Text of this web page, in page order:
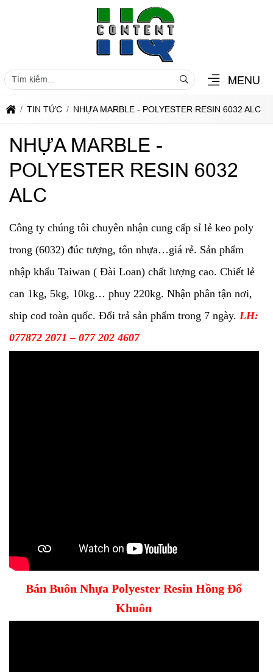
MENU
TIN TỨC NHỰA MARBLE - POLYESTER RESIN 6032 ALC
NHỰA MARBLE -
POLYESTER RESIN 6032
ALC
Công ty chúng tôi chuyên nhận cung cấp sỉ lẻ keo poly
trong (6032) đúc tượng, tôn nhựa…giá rẻ. Sản phẩm
nhập khẩu Taiwan ( Đài Loan) chất lượng cao. Chiết lẻ
can 1kg, 5kg, 10kg… phuy 220kg. Nhận phân tận nơi,
ship cod toàn quốc. Đổi trả sản phẩm trong 7 ngày. LH:
077872 2071 – 077 202 4607
Bán Buôn Nhựa Polyester Resin Hồng Đổ
Khuôn